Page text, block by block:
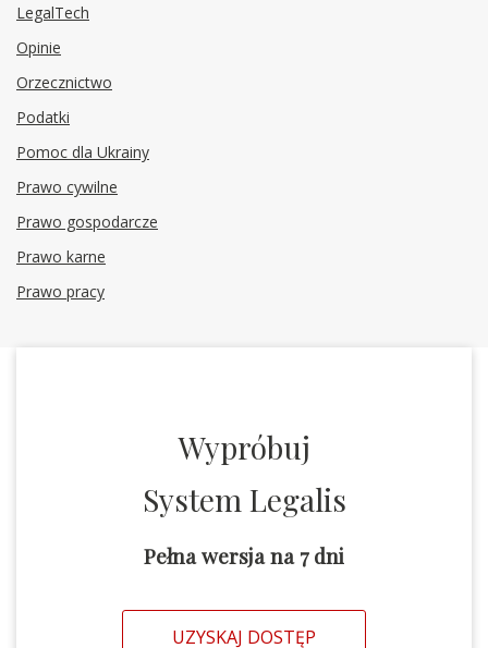
LegalTech
Opinie
Orzecznictwo
Podatki
Pomoc dla Ukrainy
Prawo cywilne
Prawo gospodarcze
Prawo karne
Prawo pracy
Wypróbuj
System Legalis
Pełna wersja na 7 dni
UZYSKAJ DOSTĘP